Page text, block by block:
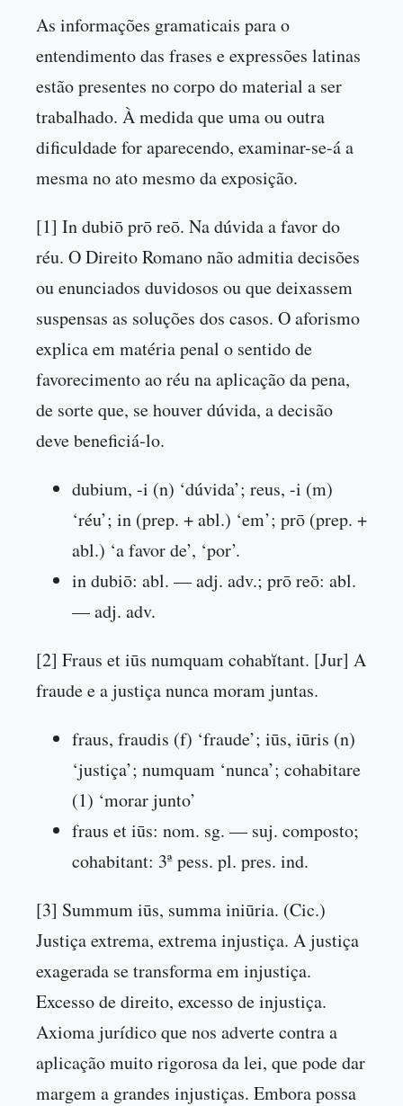
As informações gramaticais para o
entendimento das frases e expressões latinas
estão presentes no corpo do material a ser
trabalhado. À medida que uma ou outra
dificuldade for aparecendo, examinar-se-á a
mesma no ato mesmo da exposição.
[1] In dubiō prō reō. Na dúvida a favor do
réu. O Direito Romano não admitia decisões
ou enunciados duvidosos ou que deixassem
suspensas as soluções dos casos. O aforismo
explica em matéria penal o sentido de
favorecimento ao réu na aplicação da pena,
de sorte que, se houver dúvida, a decisão
deve beneficiá-lo.
dubium, -i (n) ‘dúvida’; reus, -i (m)
‘réu’; in (prep. + abl.) ‘em’; prō (prep. +
abl.) ‘a favor de’, ‘por’.
in dubiō: abl. — adj. adv.; prō reō: abl.
— adj. adv.
[2] Fraus et iūs numquam cohabĭtant. [Jur] A
fraude e a justiça nunca moram juntas.
fraus, fraudis (f) ‘fraude’; iūs, iūris (n)
‘justiça’; numquam ‘nunca’; cohabitare
(1) ‘morar junto’
fraus et iūs: nom. sg. — suj. composto;
cohabitant: 3ª pess. pl. pres. ind.
[3] Summum iūs, summa iniūria. (Cic.)
Justiça extrema, extrema injustiça. A justiça
exagerada se transforma em injustiça.
Excesso de direito, excesso de injustiça.
Axioma jurídico que nos adverte contra a
aplicação muito rigorosa da lei, que pode dar
margem a grandes injustiças. Embora possa